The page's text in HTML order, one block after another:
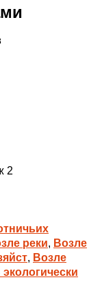
2
реки, Возле
, Возле
экологически